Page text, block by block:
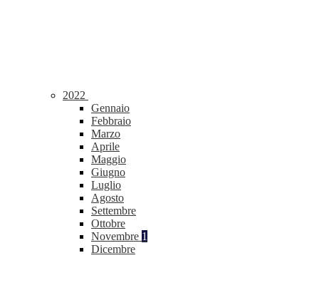
2022
Gennaio
Febbraio
Marzo
Aprile
Maggio
Giugno
Luglio
Agosto
Settembre
Ottobre
Novembre 1
Dicembre